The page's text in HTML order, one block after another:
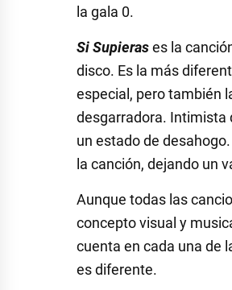
la gala 0.
Si Supierases la
disco. Es la más
especial, pero también
desgarradora. Intimista
un estado de
la canción, dejando un
Aunque todas las
concepto visual y
cuenta en cada una de
es diferente.